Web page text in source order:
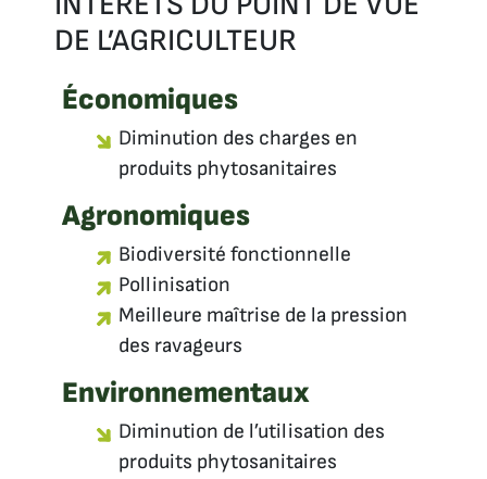
DE L’AGRICULTEUR
Économiques
Diminution des charges en
produits phytosanitaires
Agronomiques
Biodiversité fonctionnelle
Pollinisation
Meilleure maîtrise de la pression
des ravageurs
Environnementaux
Diminution de l’utilisation des
produits phytosanitaires